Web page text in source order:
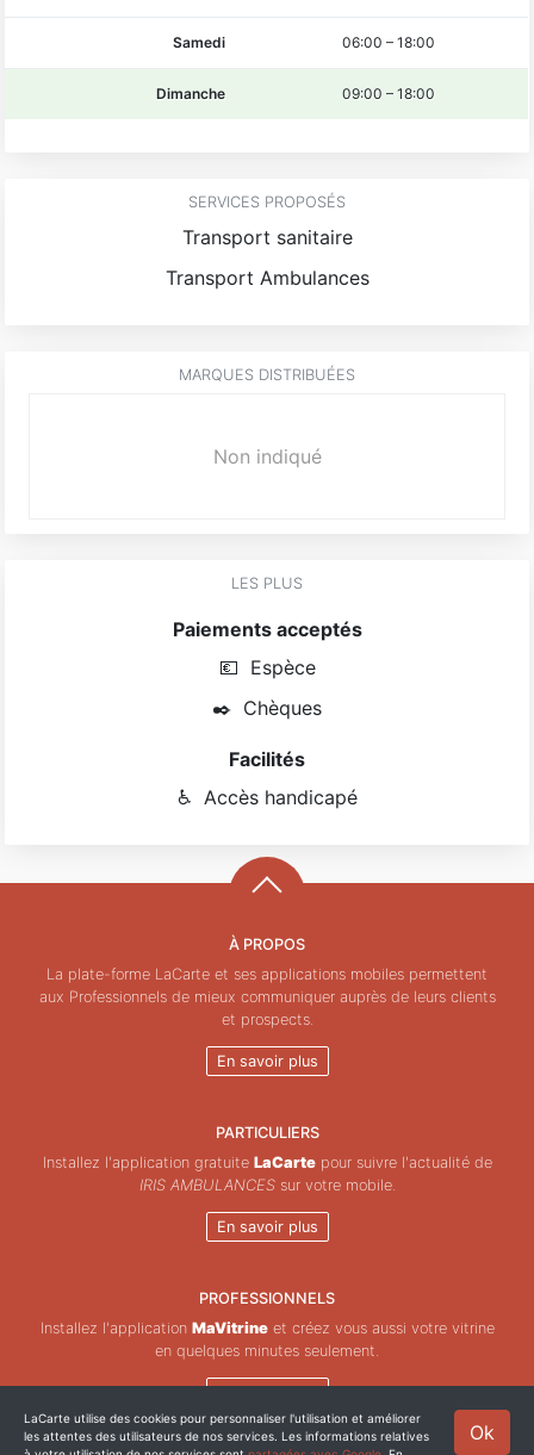
Samedi 06:00 –18:00
Dimanche 09:00 –18:00
SERVICES PROPOSÉS
Transport sanitaire
Transport Ambulances
MARQUES DISTRIBUÉES
Non indiqué
LES PLUS
Paiements acceptés
💶 Espèce
✒️ Chèques
Facilités
♿ Accès handicapé
À PROPOS
La plate-forme LaCarte et ses applications mobiles permettent
aux Professionnels de mieux communiquer auprès de leurs clients
et prospects.
En savoir plus
PARTICULIERS
Installez l'application gratuite LaCartepour suivre l'actualité de
IRIS AMBULANCESsur votre mobile.
En savoir plus
PROFESSIONNELS
Installez l'application MaVitrineet créez vous aussi votre vitrine
en quelques minutes seulement.
En savoir plus
Copyright © ZeMAP 2026 - Tous droits réservés. Ok
LaCarte utilise des cookies pour personnaliser l'utilisation et améliorer
les attentes des utilisateurs de nos services. Les informations relatives